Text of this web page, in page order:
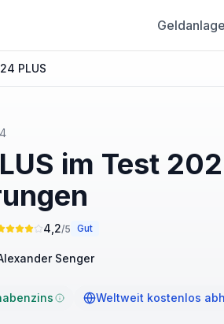
Geldanlage
PLUS
im Test
4,2/5 Gut
Senger
Weltweit kostenlos